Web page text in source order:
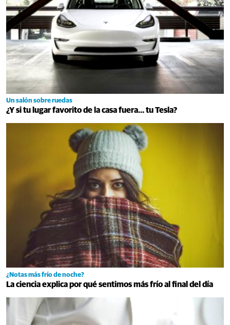
Un salón sobre ruedas
¿Y si tu lugar favorito de la casa fuera… tu Tesla?
¿Notas más frío de noche?
La ciencia explica por qué sentimos más frío al final del día